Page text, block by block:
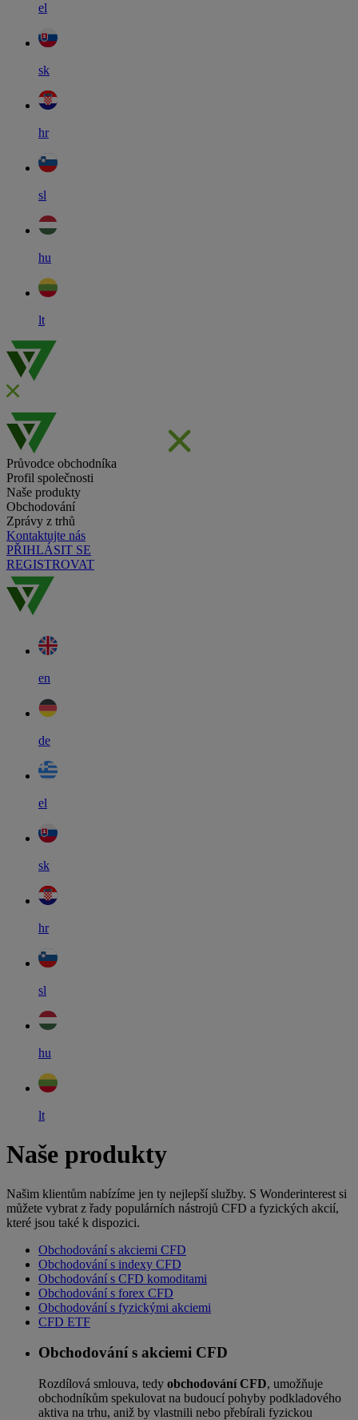
el
sk
hr
sl
hu
lt
Průvodce obchodníka
Profil společnosti
Naše produkty
Obchodování
Zprávy z trhů
Kontaktujte nás
PŘIHLÁSIT SE
REGISTROVAT
en
de
el
sk
hr
sl
hu
lt
Naše produkty
Našim klientům nabízíme jen ty nejlepší služby. S Wonderinterest si
můžete vybrat z řady populárních nástrojů CFD a fyzických akcií,
které jsou také k dispozici.
Obchodování s akciemi CFD
Obchodování s indexy CFD
Obchodování s CFD komoditami
Obchodování s forex CFD
Obchodování s fyzickými akciemi
CFD ETF
Obchodování s akciemi CFD
Rozdílová smlouva, tedy obchodování CFD, umožňuje
obchodníkům spekulovat na budoucí pohyby podkladového
aktiva na trhu, aniž by vlastnili nebo přebírali fyzickou